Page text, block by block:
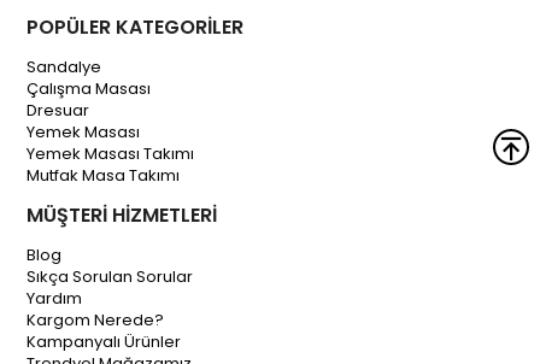
POPÜLER KATEGORİLER
Sandalye
Çalışma Masası
Dresuar
Yemek Masası
Yemek Masası Takımı
Mutfak Masa Takımı
MÜŞTERİ HİZMETLERİ
Blog
Sıkça Sorulan Sorular
Yardım
Kargom Nerede?
Kampanyalı Ürünler